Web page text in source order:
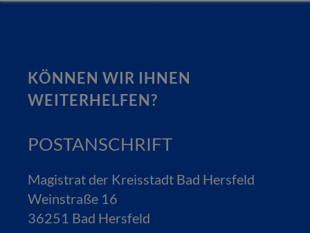
KÖNNEN WIR IHNEN
WEITERHELFEN?
POSTANSCHRIFT
Magistrat der Kreisstadt Bad Hersfeld
Weinstraße 16
36251 Bad Hersfeld